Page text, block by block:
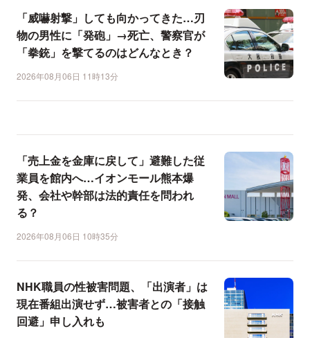
「威嚇射撃」しても向かってきた…刃
物の男性に「発砲」→死亡、警察官が
「拳銃」を撃てるのはどんなとき？
2026年08月06日 11時13分
「売上金を金庫に戻して」避難した従
業員を館内へ…イオンモール熊本爆
発、会社や幹部は法的責任を問われ
る？
2026年08月06日 10時35分
NHK職員の性被害問題、「出演者」は
現在番組出演せず…被害者との「接触
回避」申し入れも